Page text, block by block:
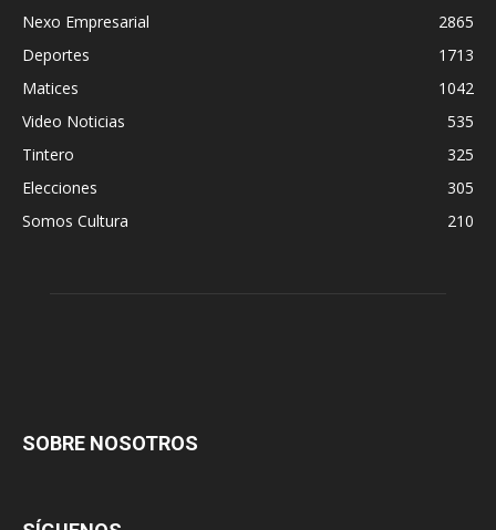
Nexo Empresarial
2865
Deportes
1713
Matices
1042
Video Noticias
535
Tintero
325
Elecciones
305
Somos Cultura
210
SOBRE NOSOTROS